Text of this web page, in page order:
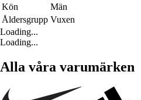
Kön
Män
Åldersgrupp Vuxen
Loading...
Loading...
Alla våra varumärken